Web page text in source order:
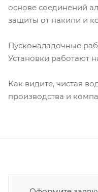
основе соединений
защиты от накипи и
Пусконаладочные
Установки работают
Как видите, чистая
производства и